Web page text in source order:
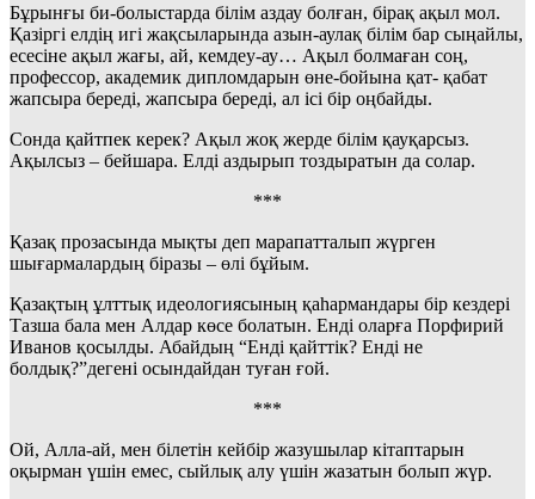
Бұрынғы би-болыстарда білім аздау болған, бірақ ақыл мол.
Қазіргі елдің игі жақсыларында азын-аулақ білім бар сыңайлы,
есесіне ақыл жағы, ай, кемдеу-ау… Ақыл болмаған соң,
профессор, академик дипломдарын өне-бойына қат- қабат
жапсыра береді, жапсыра береді, ал ісі бір оңбайды.
Сонда қайтпек керек? Ақыл жоқ жерде білім қауқарсыз.
Ақылсыз – бейшара. Елді аздырып тоздыратын да солар.
***
Қазақ прозасында мықты деп марапатталып жүрген
шығармалардың біразы – өлі бұйым.
Қазақтың ұлттық идеологиясының қаһармандары бір кездері
Тазша бала мен Алдар көсе болатын. Енді оларға Порфирий
Иванов қосылды. Абайдың “Енді қайттік? Енді не
болдық?”дегені осындайдан туған ғой.
***
Ой, Алла-ай, мен білетін кейбір жазушылар кітаптарын
оқырман үшін емес, сыйлық алу үшін жазатын болып жүр.